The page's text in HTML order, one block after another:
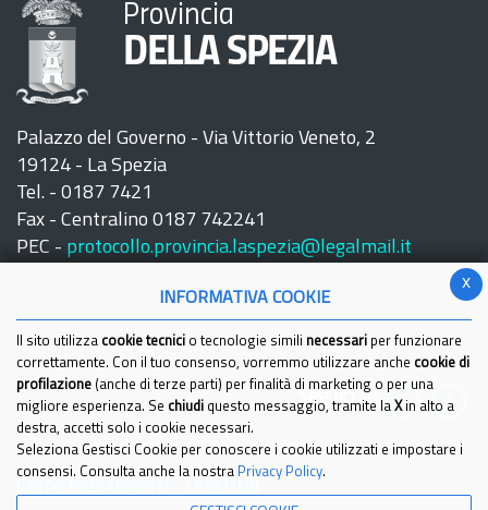
Provincia
DELLA SPEZIA
Palazzo del Governo - Via Vittorio Veneto, 2
19124 - La Spezia
Tel. - 0187 7421
Fax - Centralino 0187 742241
PEC - protocollo.provincia.laspezia@legalmail.it
Seguici su:
x
INFORMATIVA COOKIE
Il sito utilizza cookie tecnici o tecnologie simili necessari per funzionare
correttamente. Con il tuo consenso, vorremmo utilizzare anche cookie di
profilazione (anche di terze parti) per finalità di marketing o per una
migliore esperienza. Se chiudi questo messaggio, tramite la Xin alto a
destra, accetti solo i cookie necessari.
Seleziona Gestisci Cookie per conoscere i cookie utilizzati e impostare i
consensi. Consulta anche la nostra Privacy Policy.